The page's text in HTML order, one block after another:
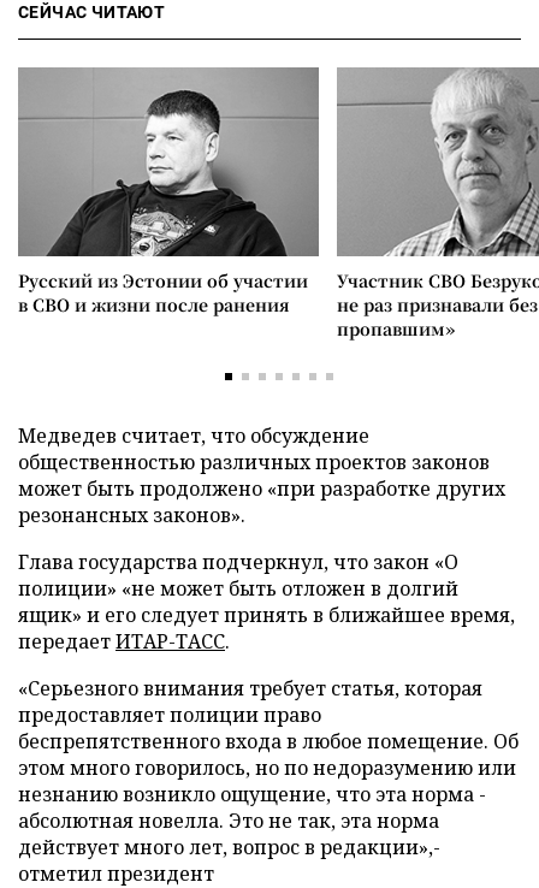
СЕЙЧАС ЧИТАЮТ
Русский из Эстонии об участии
в СВО и жизни после ранения
Участник СВО
не раз признавали
пропавшим»
Медведев считает, что обсуждение
общественностью различных проектов законов
может быть продолжено «при разработке других
резонансных законов».
Глава государства подчеркнул, что закон «О
полиции» «не может быть отложен в долгий
ящик» и его следует принять в ближайшее время,
передаетИТАР-ТАСС.
«Серьезного внимания требует статья, которая
предоставляет полиции право
беспрепятственного входа в любое помещение. Об
этом много говорилось, но по недоразумению или
незнанию возникло ощущение, что эта норма -
абсолютная новелла. Это не так, эта норма
действует много лет, вопрос в редакции»,-
отметил президент